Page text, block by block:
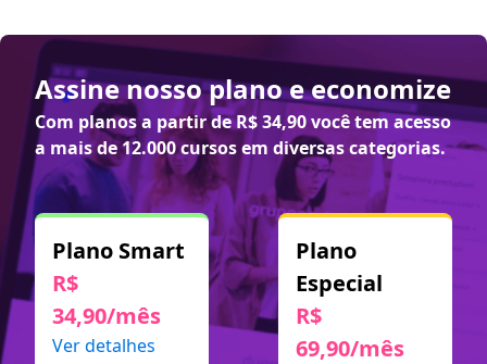
Assine nosso plano e economize
Com planos a partir deR$ 34,90você tem acesso
a mais de 12.000 cursos em diversas categorias.
Plano Smart
R$
34,90/mês
Ver detalhes
Plano
Especial
R$
69,90/mês